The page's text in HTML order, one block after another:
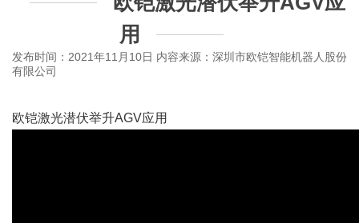
用
发布时间：2021年11月10日 内容来源：深圳市欧铠智能机器人股份
有限公司
欧铠激光潜伏举升AGV应用